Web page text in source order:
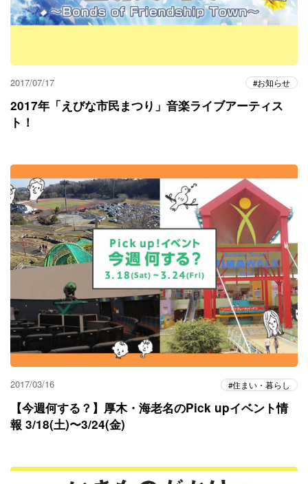
2017/07/17 お知らせ
2017年「えびな市民まつり」音楽ライブアーティス
ト！
2017/03/16 住まい・暮らし
【今週何する？】厚木・海老名のPick upイベント情
報 3/18(土)〜3/24(金)